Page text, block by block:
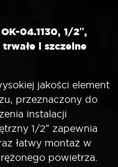
04.1130, 1/2″,
i szczelne
jakości element
przeznaczony do
instalacji
1/2″ zapewnia
łatwy montaż w
powietrza.